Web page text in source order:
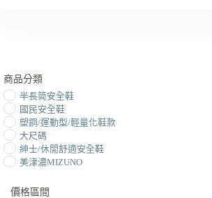
商品分類
半長筒安全鞋
國民安全鞋
塑鋼/運動型/輕量化鞋款
大尺碼
紳士/休閒舒適安全鞋
美津濃MIZUNO
價格區間